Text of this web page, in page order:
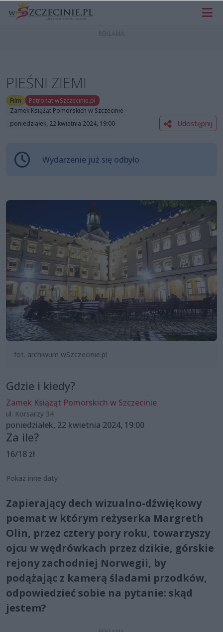
PIEŚNI ZIEMI
Film
Patronat wSzczecinie.pl
Zamek Książąt Pomorskich w Szczecinie
poniedziałek, 22 kwietnia 2024, 19:00
Udostępnij
Wydarzenie już się odbyło
fot. archiwum wSzczecinie.pl
Gdzie i kiedy?
Zamek Książąt Pomorskich w Szczecinie
ul. Korsarzy 34
poniedziałek, 22 kwietnia 2024, 19:00
Za ile?
16/18 zł
Pokaż inne daty
Zapierający dech wizualno-dźwiękowy
poemat w którym reżyserka Margreth
Olin, przez cztery pory roku, towarzyszy
ojcu w wędrówkach przez dzikie, górskie
rejony zachodniej Norwegii, by
podążając z kamerą śladami przodków,
odpowiedzieć sobie na pytanie: skąd
jestem?